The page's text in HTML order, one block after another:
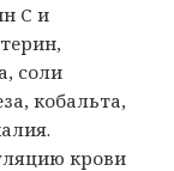
С и
соли
кобальта,
крови